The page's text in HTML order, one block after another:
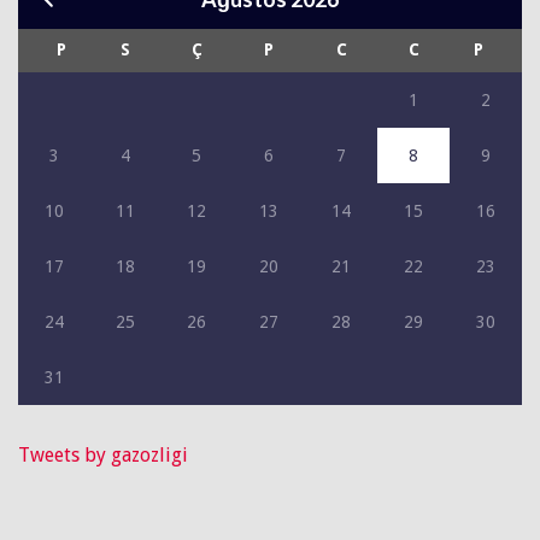
P S Ç P C C P
1 2
3 4 5 6 7 8 9
10 11 12 13 14 15 16
17 18 19 20 21 22 23
24 25 26 27 28 29 30
31
Tweets by gazozligi